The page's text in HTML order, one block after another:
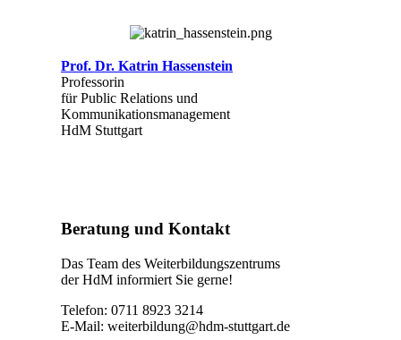
Prof. Dr. Katrin Hassenstein
Professorin
für Public Relations und
Kommunikationsmanagement
HdM Stuttgart
Beratung und Kontakt
Das Team des Weiterbildungszentrums
der HdM informiert Sie gerne!
Telefon: 0711 8923 3214
E-Mail: weiterbildung@hdm-stuttgart.de